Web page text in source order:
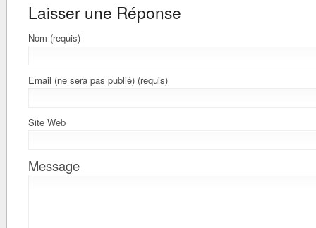
Laisser une Réponse
Nom (requis)
Email (ne sera pas publié) (requis)
Site Web
Message